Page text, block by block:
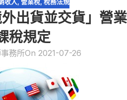
收入, 營業稅, 稅務法規
外出貨並交貨」營業
稅規定
務所On 2021-07-26